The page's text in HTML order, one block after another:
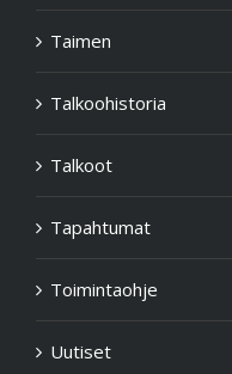
Taimen
Talkoohistoria
Talkoot
Tapahtumat
Toimintaohje
Uutiset